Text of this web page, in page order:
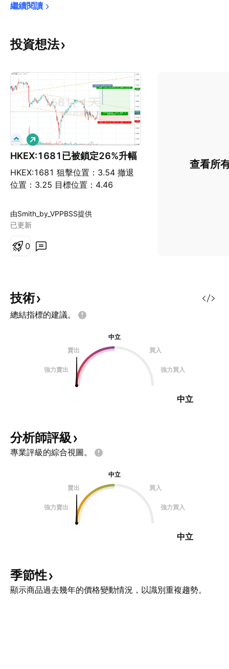
繼續閱讀
投資想法
HKEX:1681已被鎖定26%升幅
HKEX:1681 狙擊位置：3.54 撤退
位置：3.25 目標位置：4.46
看
多
由Smith_by_VPPBSS提供
已更新
0
查看所
技術
總結指標的建議。
中立
賣出
買入
強力賣出 強力買入
中立
分析師評級
專業評級的綜合視圖。
中立
賣出
買入
強力賣出 強力買入
中立
季節性
顯示商品過去幾年的價格變動情況，以識別重複趨勢。